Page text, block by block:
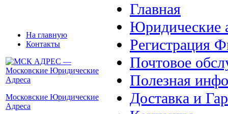
На главную
Контакты
Московские Юридические
Адреса
Главная
Юридические
Регистрация
Почтовое
Полезная
Доставка и